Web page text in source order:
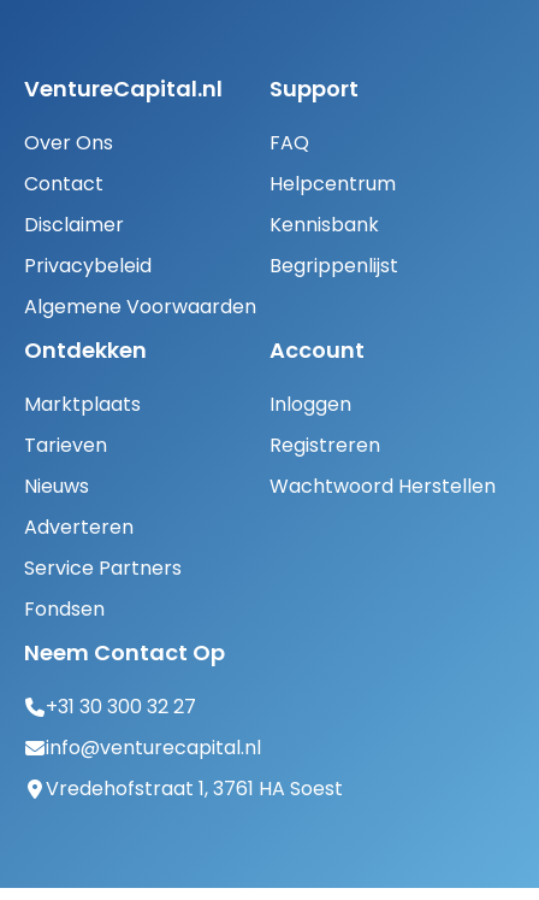
VentureCapital.nl
Over Ons
Contact
Disclaimer
Privacybeleid
Algemene Voorwaarden
Support
FAQ
Helpcentrum
Kennisbank
Begrippenlijst
Ontdekken
Marktplaats
Tarieven
Nieuws
Adverteren
Service Partners
Fondsen
Account
Inloggen
Registreren
Wachtwoord Herstellen
Neem Contact Op
+31 30 300 32 27
info@venturecapital.nl
Vredehofstraat 1, 3761 HA Soest